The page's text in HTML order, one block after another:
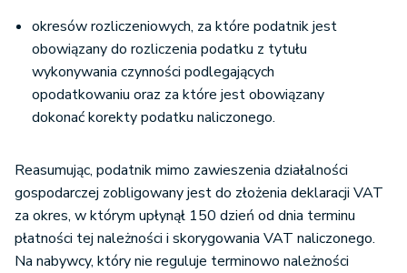
okresów rozliczeniowych, za które podatnik jest
obowiązany do rozliczenia podatku z tytułu
wykonywania czynności podlegających
opodatkowaniu oraz za które jest obowiązany
dokonać korekty podatku naliczonego.
Reasumując, podatnik mimo zawieszenia działalności
gospodarczej zobligowany jest do złożenia deklaracji VAT
za okres, w którym upłynął 150 dzień od dnia terminu
płatności tej należności i skorygowania VAT naliczonego.
Na nabywcy, który nie reguluje terminowo należności